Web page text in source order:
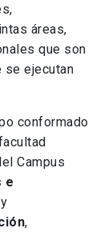
áreas,
que son
se ejecutan
conformado
Campus
e
,